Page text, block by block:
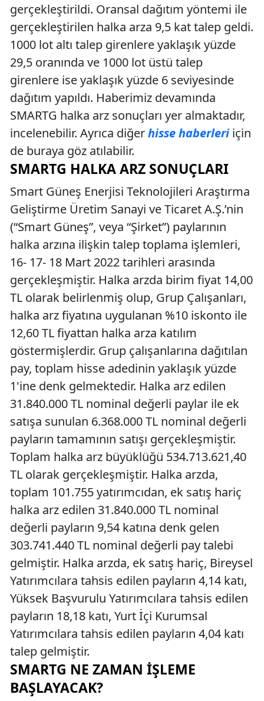
gerçekleştirildi. Oransal dağıtım yöntemi ile
gerçekleştirilen halka arza 9,5 kat talep geldi.
1000 lot altı talep girenlere yaklaşık yüzde
29,5 oranında ve 1000 lot üstü talep
girenlere ise yaklaşık yüzde 6 seviyesinde
dağıtım yapıldı. Haberimiz devamında
SMARTG halka arz sonuçları yer almaktadır,
incelenebilir. Ayrıca diğerhisse haberleriiçin
de buraya göz atılabilir.
SMARTG HALKA ARZ SONUÇLARI
Smart Güneş Enerjisi Teknolojileri Araştırma
Geliştirme Üretim Sanayi ve Ticaret A.Ş.’nin
(“Smart Güneş”, veya “Şirket”) paylarının
halka arzına ilişkin talep toplama işlemleri,
16- 17- 18 Mart 2022 tarihleri arasında
gerçekleşmiştir. Halka arzda birim fiyat 14,00
TL olarak belirlenmiş olup, Grup Çalışanları,
halka arz fiyatına uygulanan %10 iskonto ile
12,60 TL fiyattan halka arza katılım
göstermişlerdir. Grup çalışanlarına dağıtılan
pay, toplam hisse adedinin yaklaşık yüzde
1'ine denk gelmektedir. Halka arz edilen
31.840.000 TL nominal değerli paylar ile ek
satışa sunulan 6.368.000 TL nominal değerli
payların tamamının satışı gerçekleşmiştir.
Toplam halka arz büyüklüğü 534.713.621,40
TL olarak gerçekleşmiştir. Halka arzda,
toplam 101.755 yatırımcıdan, ek satış hariç
halka arz edilen 31.840.000 TL nominal
değerli payların 9,54 katına denk gelen
303.741.440 TL nominal değerli pay talebi
gelmiştir. Halka arzda, ek satış hariç, Bireysel
Yatırımcılara tahsis edilen payların 4,14 katı,
Yüksek Başvurulu Yatırımcılara tahsis edilen
payların 18,18 katı, Yurt İçi Kurumsal
Yatırımcılara tahsis edilen payların 4,04 katı
talep gelmiştir.
SMARTG NE ZAMAN İŞLEME
BAŞLAYACAK?